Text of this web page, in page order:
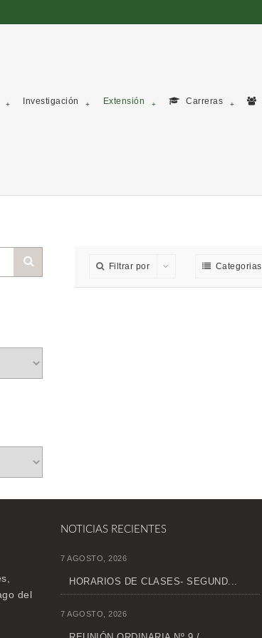
Investigación Extensión Carreras
Filtrar por Categorias
del
NOTICIAS RECIENTES
7 AGOSTO, 2026
HORARIOS DE CLASES- SEGUND...
7 AGOSTO, 2026